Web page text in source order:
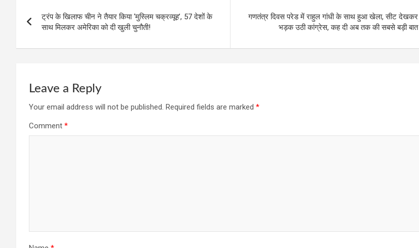
o
o
k
A
p
p
a
m
t
navigation
ट्रंप के खिलाफ चीन ने तैयार किया ‘मुस्लिम चक्रव्यूह’, 57 देशों के
साथ मिलकर अमेरिका को दी खुली चुनौती!
गणतंत्र दिवस परेड में राहुल गांधी के साथ हुआ खेला, सीट देखकर
भड़क उठी कांग्रेस, कह दी अब तक की सबसे बड़ी बात
Leave a Reply
Your email address will not be published. Required fields are marked *
Comment *